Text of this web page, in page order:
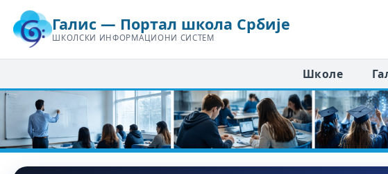
Галис — Портал школа Србије
ШКОЛСКИ ИНФОРМАЦИОНИ СИСТЕМ
Школе